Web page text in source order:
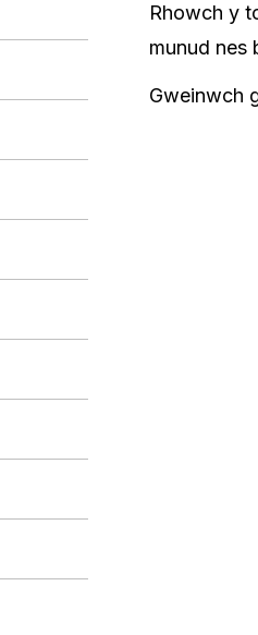
Rhowch y
munud nes
Gweinwch